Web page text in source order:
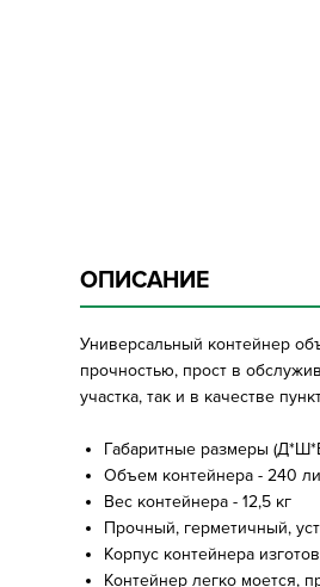
ОПИСАНИЕ
Универсальный контейнер
прочностью, прост в
участка, так и в качестве
Габаритные размеры
Объем контейнера - 240
Вес контейнера - 12,5 кг
Прочный, герметичный,
Корпус контейнера
Контейнер легко моется,